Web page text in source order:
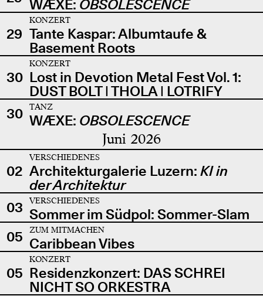
WÆXE: OBSOLESCENCE
29
KONZERT
Tante Kaspar: Albumtaufe &
Basement Roots
30
KONZERT
Lost in Devotion Metal Fest Vol. 1:
DUST BOLT | THOLA | LOTRIFY
30
TANZ
WÆXE: OBSOLESCENCE
Juni 2026
02
VERSCHIEDENES
Architekturgalerie Luzern: KI in
der Architektur
03
VERSCHIEDENES
Sommer im Südpol: Sommer-Slam
05
ZUM MITMACHEN
Caribbean Vibes
05
KONZERT
Residenzkonzert: DAS SCHREI
NICHT SO ORKESTRA